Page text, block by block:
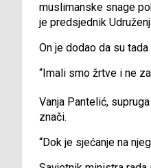
muslimanske snage
je predsjednik
On je dodao da su
“Imali smo žrtve i ne
Vanja Pantelić,
znači.
“Dok je sjećanje na